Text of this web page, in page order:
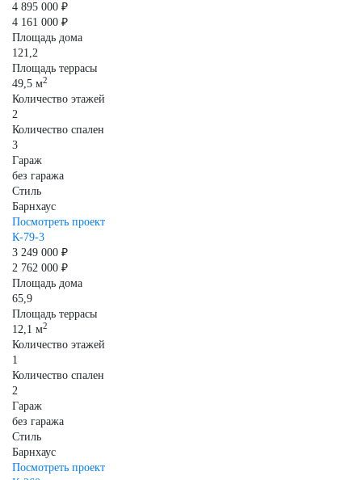
4 895 000 ₽
4 161 000 ₽
Площадь дома
121,2
Площадь террасы
49,5 м2
Количество этажей
2
Количество спален
3
Гараж
без гаража
Стиль
Барнхаус
Посмотреть проект
К-79-3
3 249 000 ₽
2 762 000 ₽
Площадь дома
65,9
Площадь террасы
12,1 м2
Количество этажей
1
Количество спален
2
Гараж
без гаража
Стиль
Барнхаус
Посмотреть проект